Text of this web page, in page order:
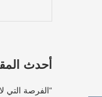
أحدث
“الفرصة التي